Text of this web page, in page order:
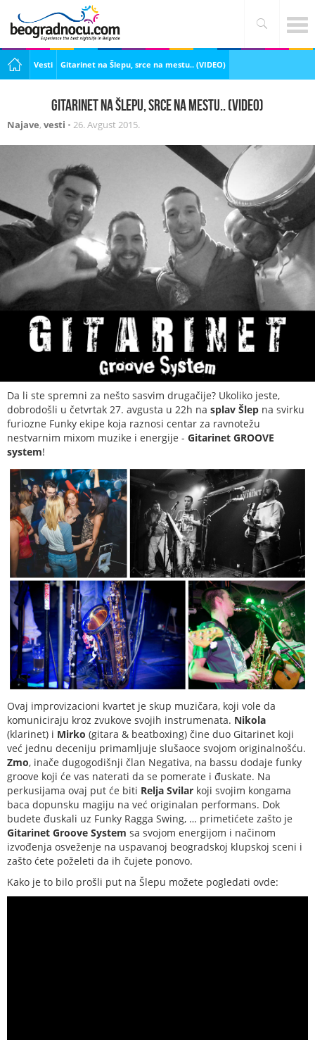
Vesti Gitarinet na Šlepu, srce na mestu.. (VIDEO)
Gitarinet na Šlepu, srce na mestu.. (VIDEO)
Najave, vesti • 26. Avgust 2015.
Da li ste spremni za nešto sasvim drugačije? Ukoliko jeste,
dobrodošli u četvrtak 27. avgusta u 22h na splav Šlep na svirku
furiozne Funky ekipe koja raznosi centar za ravnotežu
nestvarnim mixom muzike i energije - Gitarinet GROOVE
system!
Ovaj improvizacioni kvartet je skup muzičara, koji vole da
komuniciraju kroz zvukove svojih instrumenata. Nikola
(klarinet) i Mirko (gitara & beatboxing) čine duo Gitarinet koji
već jednu deceniju primamljuje slušaoce svojom originalnošću.
Zmo, inače dugogodišnji član Negativa, na bassu dodaje funky
groove koji će vas naterati da se pomerate i đuskate. Na
perkusijama ovaj put će biti Relja Svilar koji svojim kongama
baca dopunsku magiju na već originalan performans. Dok
budete đuskali uz Funky Ragga Swing, … primetićete zašto je
Gitarinet Groove System sa svojom energijom i načinom
izvođenja osveženje na uspavanoj beogradskoj klupskoj sceni i
zašto ćete poželeti da ih čujete ponovo.
Kako je to bilo prošli put na Šlepu možete pogledati ovde: